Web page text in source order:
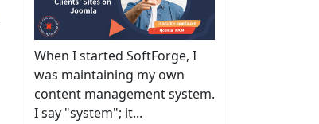
When I started SoftForge, I
was maintaining my own
content management system.
I say "system"; it...